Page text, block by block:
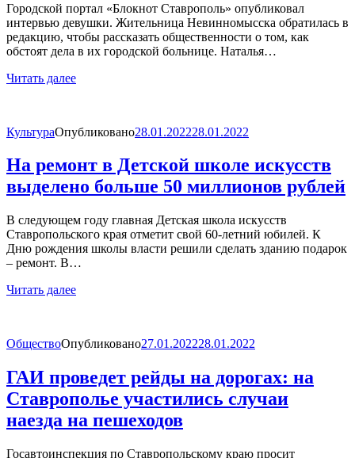
Городской портал «Блокнот Ставрополь» опубликовал
интервью девушки. Жительница Невинномысска обратилась в
редакцию, чтобы рассказать общественности о том, как
обстоят дела в их городской больнице. Наталья…
Читать далее
КультураОпубликовано28.01.202228.01.2022
На ремонт в Детской школе искусств
выделено больше 50 миллионов рублей
В следующем году главная Детская школа искусств
Ставропольского края отметит свой 60-летний юбилей. К
Дню рождения школы власти решили сделать зданию подарок
– ремонт. В…
Читать далее
ОбществоОпубликовано27.01.202228.01.2022
ГАИ проведет рейды на дорогах: на
Ставрополье участились случаи
наезда на пешеходов
Госавтоинспекция по Ставропольскому краю просит